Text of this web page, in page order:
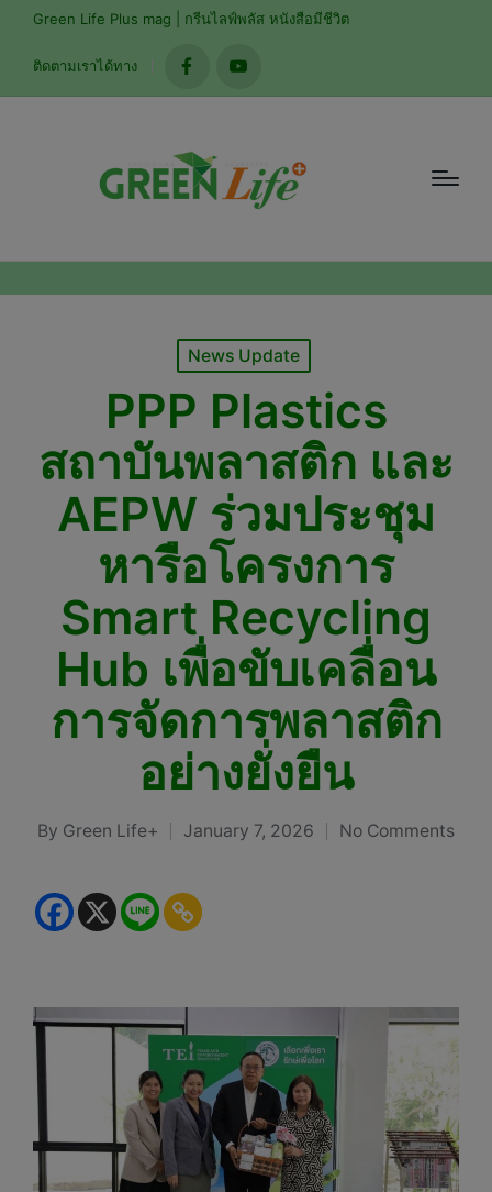
Green Life Plus mag | กรีนไลฟ์พลัส หนังสือมีชีวิต
ติดตามเราได้ทาง
facebookyoutube
Posted
News Update
PPP Plastics
สถาบันพลาสติก และ
AEPW ร่วมประชุม
หารือโครงการ
Smart Recycling
Hub เพื่อขับเคลื่อน
การจัดการพลาสติก
อย่างยั่งยืน
Posted
By Green Life+ January 7, 2026 No Comments
modal-check